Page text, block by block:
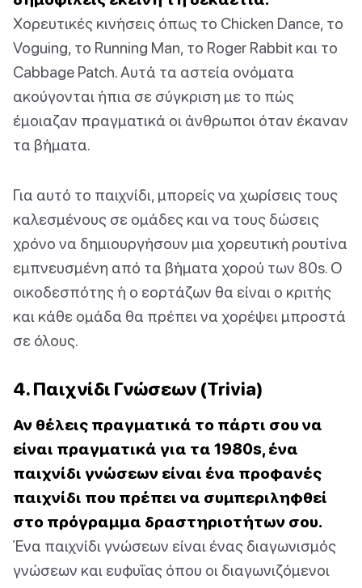
Χορευτικές κινήσεις όπως το Chicken Dance, το
Voguing, το Running Man, το Roger Rabbit και το
Cabbage Patch. Αυτά τα αστεία ονόματα
ακούγονται ήπια σε σύγκριση με το πώς
έμοιαζαν πραγματικά οι άνθρωποι όταν έκαναν
τα βήματα.
Για αυτό το παιχνίδι, μπορείς να χωρίσεις τους
καλεσμένους σε ομάδες και να τους δώσεις
χρόνο να δημιουργήσουν μια χορευτική ρουτίνα
εμπνευσμένη από τα βήματα χορού των 80s. Ο
οικοδεσπότης ή ο εορτάζων θα είναι ο κριτής
και κάθε ομάδα θα πρέπει να χορέψει μπροστά
σε όλους.
4. Παιχνίδι Γνώσεων (Trivia)
Αν θέλεις πραγματικά το πάρτι σου να
είναι πραγματικά για τα 1980s, ένα
παιχνίδι γνώσεων είναι ένα προφανές
παιχνίδι που πρέπει να συμπεριληφθεί
στο πρόγραμμα δραστηριοτήτων σου.
Ένα παιχνίδι γνώσεων είναι ένας διαγωνισμός
γνώσεων και ευφυΐας όπου οι διαγωνιζόμενοι